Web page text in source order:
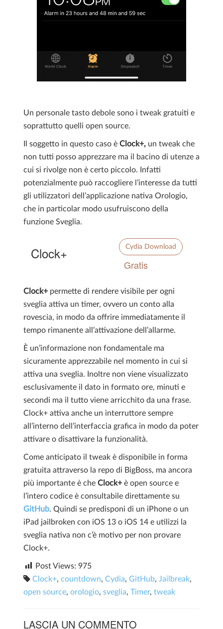
Un personale tasto debole sono i tweak gratuiti e
soprattutto quelli open source.
Il soggetto in questo caso è Clock+,un tweak che
non tutti posso apprezzare ma il bacino di utenze a
cui si rivolge non è certo piccolo. Infatti
potenzialmente può raccogliere l’interesse da tutti
gli utilizzatori dell’applicazione nativa Orologio,
che in particolar modo usufruiscono della
funzione Sveglia.
Clock+ Cydia Download
Gratis
Clock+permette di rendere visibile per ogni
sveglia attiva un timer, ovvero un conto alla
rovescia, in modo da offrire immediatamente il
tempo rimanente all’attivazione dell’allarme.
È un’informazione non fondamentale ma
sicuramente apprezzabile nel momento in cui si
attiva una sveglia. Inoltre non viene visualizzato
esclusivamente il dato in formato ore, minuti e
secondi ma il tutto viene arricchito da una frase.
Clock+ attiva anche un interruttore sempre
all’interno dell’interfaccia grafica in modo da poter
attivare o disattivare la funzionalità.
Come anticipato il tweak è disponibile in forma
gratuita attraverso la repo di BigBoss, ma ancora
più importante è che Clock+è open source e
l’intero codice è consultabile direttamente su
GitHub. Quindi se predisponi di un iPhone o un
iPad jailbroken con iOS 13 o iOS 14 e utilizzi la
sveglia nativa non c’è motivo per non provare
Clock+.
Post Views: 975
Clock+, countdown, Cydia, GitHub, Jailbreak,
open source, orologio, sveglia, Timer, tweak
LASCIA UN COMMENTO